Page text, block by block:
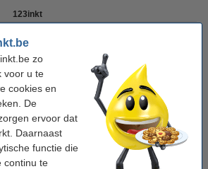
zo
voor u te
cookies en
De
ervoor dat
Daarnaast
functie die
continu te
123inkt
610 mm x 30 m (BxL)
120 g/m²
2 inch
3x 123inkt Matt Coated paper roll
m (120 g/m²)